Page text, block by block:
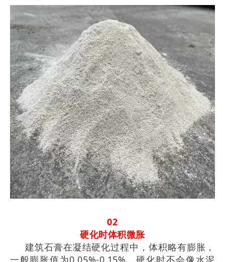
02
硬化时体积微胀
建筑石膏在凝结硬化过程中，体积略有膨胀，
一般膨胀值为0.05%-0.15%，硬化时不会像水泥